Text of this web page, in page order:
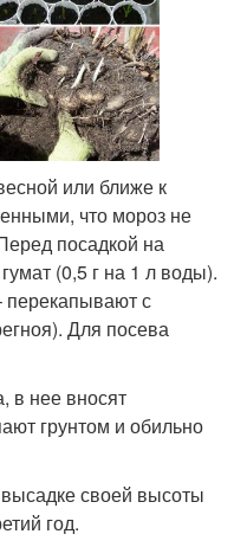
или ближе к
что мороз не
посадкой на
(0,5 г на 1 л воды).
перекапывают с
Для посева
в нее вносят
грунтом и обильно
своей высоты
год.